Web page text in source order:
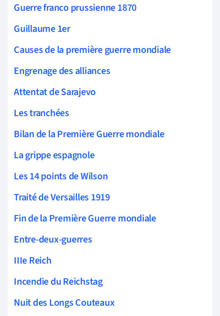
Guerre franco prussienne 1870
Guillaume 1er
Causes de la première guerre mondiale
Engrenage des alliances
Attentat de Sarajevo
Les tranchées
Bilan de la Première Guerre mondiale
La grippe espagnole
Les 14 points de Wilson
Traité de Versailles 1919
Fin de la Première Guerre mondiale
Entre-deux-guerres
IIIe Reich
Incendie du Reichstag
Nuit des Longs Couteaux